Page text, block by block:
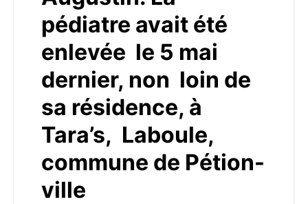
pédiatre avait été
enlevée le 5 mai
dernier, non loin de
sa résidence, à
Tara’s, Laboule,
commune de Pétion-
ville